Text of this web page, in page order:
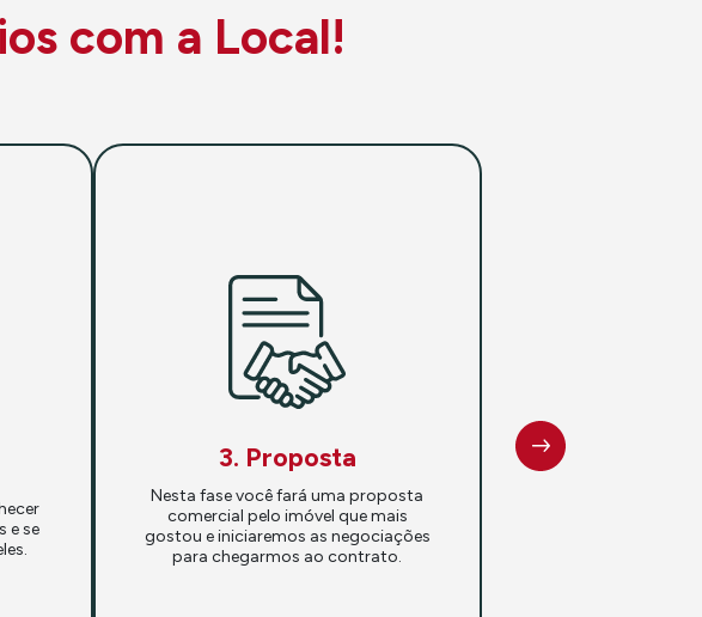
com a Local!
e se
3. Proposta
Nesta fase você fará uma proposta
comercial pelo imóvel que mais
gostou e iniciaremos as negociações
para chegarmos ao contrato.